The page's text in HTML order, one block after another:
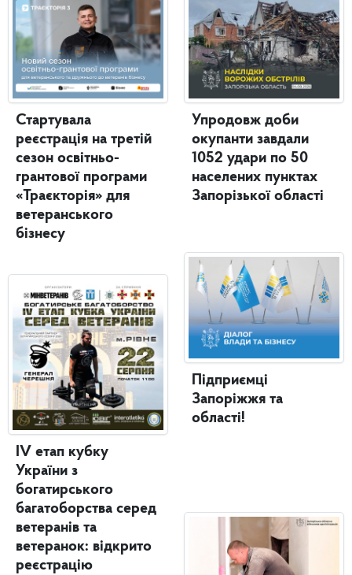
Стартувала
реєстрація на третій
сезон освітньо-
грантової програми
«Траєкторія» для
ветеранського
бізнесу
IV етап кубку
України з
богатирського
багатоборства серед
ветеранів та
ветеранок: відкрито
реєстрацію
Упродовж доби
окупанти завдали
1052 удари по 50
населених пунктах
Запорізької області
Підприємці
Запоріжжя та
області!